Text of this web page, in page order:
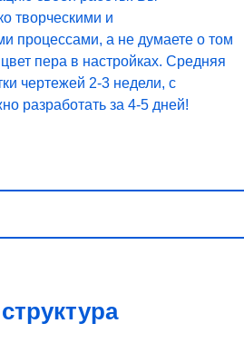
творческими и
процессами, а не думаете о том
пера в настройках. Средняя
чертежей 2-3 недели, с
разработать за 4-5 дней!